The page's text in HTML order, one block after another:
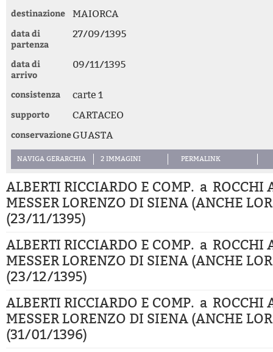
destinazione
MAIORCA
data di
partenza
27/09/1395
data di
arrivo
09/11/1395
consistenza
carte 1
supporto
CARTACEO
conservazioneGUASTA
NAVIGA GERARCHIA 2 IMMAGINI PERMALINK
ALBERTI RICCIARDO E COMP. a ROCCHI
MESSER LORENZO DI SIENA (ANCHE
(23/11/1395)
ALBERTI RICCIARDO E COMP. a ROCCHI
MESSER LORENZO DI SIENA (ANCHE
(23/12/1395)
ALBERTI RICCIARDO E COMP. a ROCCHI
MESSER LORENZO DI SIENA (ANCHE
(31/01/1396)